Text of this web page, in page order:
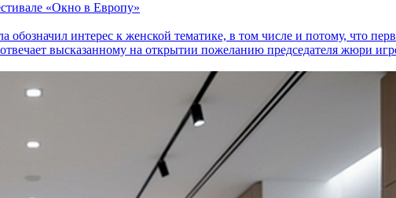
«Окно в Европу»
обозначил интерес к женской тематике, в том числе и потому, что
высказанному на открытии пожеланию председателя жюри